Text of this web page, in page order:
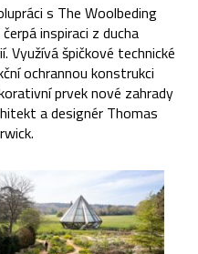
s The Woolbeding
inspiraci z ducha
Využívá špičkové technické
ochrannou konstrukci
prvek nové zahrady
a designér Thomas